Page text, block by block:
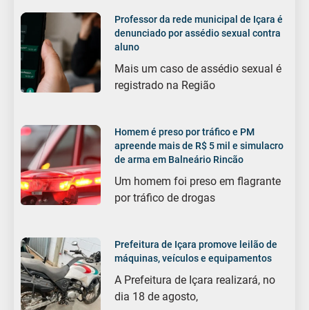
Professor da rede municipal de Içara é
denunciado por assédio sexual contra
aluno
Mais um caso de assédio sexual é
registrado na Região
Homem é preso por tráfico e PM
apreende mais de R$ 5 mil e simulacro
de arma em Balneário Rincão
Um homem foi preso em flagrante
por tráfico de drogas
Prefeitura de Içara promove leilão de
máquinas, veículos e equipamentos
A Prefeitura de Içara realizará, no
dia 18 de agosto,